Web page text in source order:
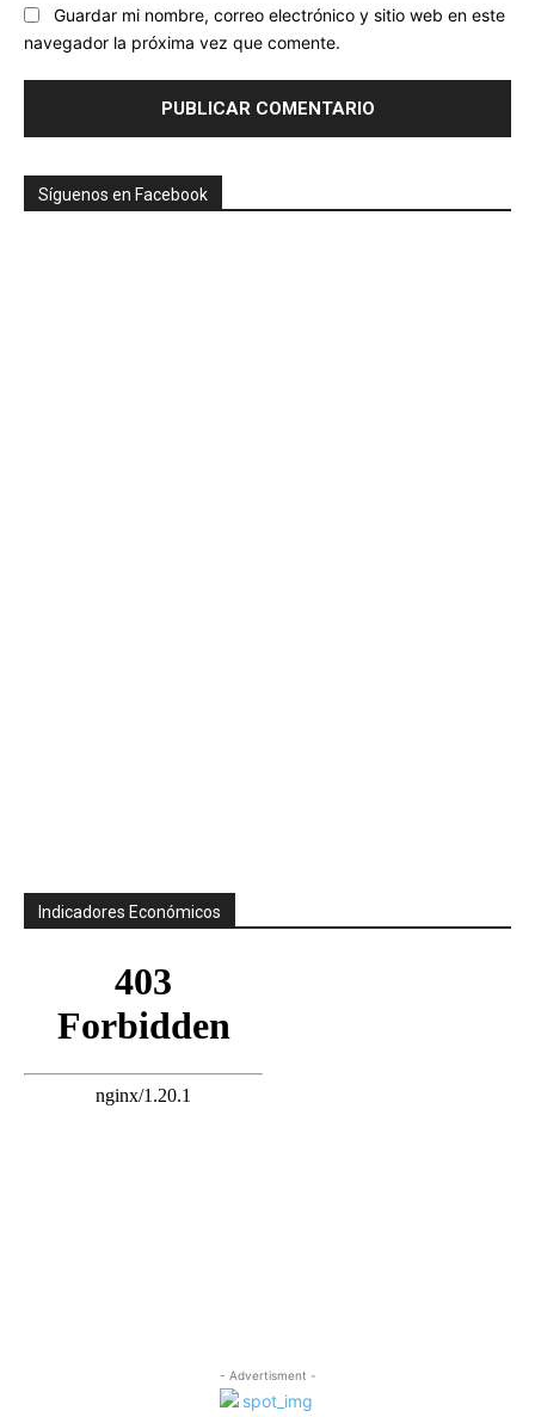
Guardar mi nombre, correo electrónico y sitio web en este
navegador la próxima vez que comente.
Síguenos en Facebook
Indicadores Económicos
- Advertisment -